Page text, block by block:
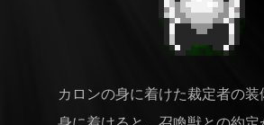
カロンの身に着けた裁定者の装